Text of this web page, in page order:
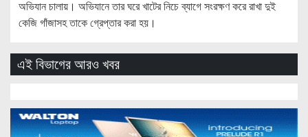
অভিযান চালায়। অভিযানে তার ঘরে খাটের নিচে ব্যাগে সংরক্ষণ করে রাখা দুই
কেজি গাঁজাসহ তাকে গ্রেপ্তার করা হয়।
এই বিভাগের আরও খবর